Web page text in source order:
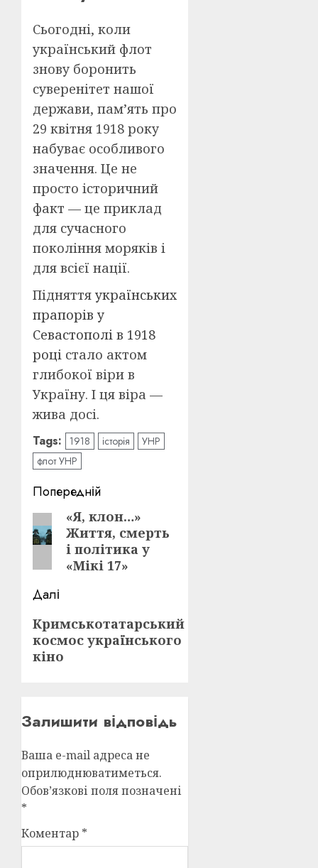
Сьогодні, коли
український флот
знову боронить
суверенітет нашої
держави, пам’ять про
29 квітня 1918 року
набуває особливого
значення. Це не
просто історичний
факт — це приклад
для сучасного
покоління моряків і
для всієї нації.​
Підняття українських
прапорів у
Севастополі в 1918
році стало актом
глибокої віри в
Україну. І ця віра —
жива досі.
Tags: 1918 історія
УНР
флот УНР
Post
navigation
Попередній
Попередній
запис:
«Я, клон…»
Життя, смерть
і політика у
«Мікі 17»
Далі
Наступний
запис:
Кримськотатарський
космос українського
кіно
Залишити відповідь
Ваша e-mail адреса не
оприлюднюватиметься.
Обов’язкові поля позначені
*
Коментар *